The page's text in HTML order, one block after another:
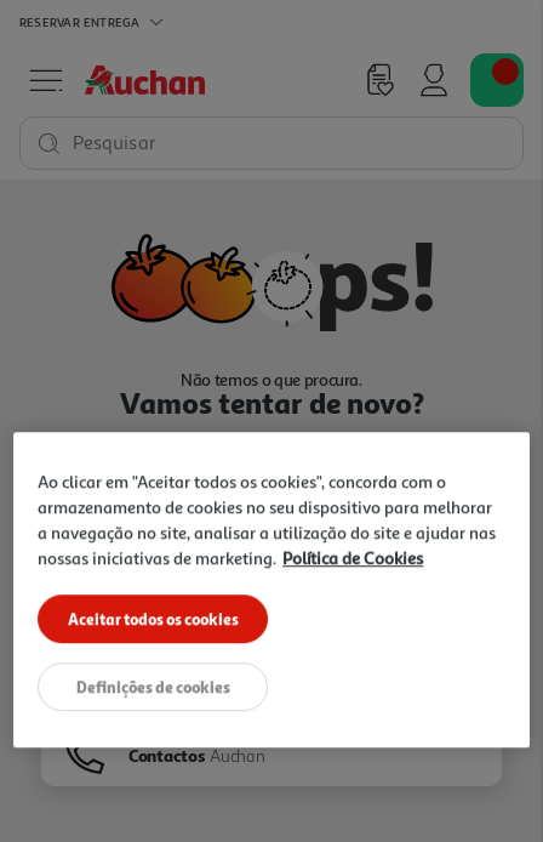
RESERVAR ENTREGA
Pesquisar
Não temos o que procura.
Vamos tentar de novo?
Ir para Homepage
Folhetos
Contactos Auchan
Ao clicar em "Aceitar todos os cookies", concorda com o
armazenamento de cookies no seu dispositivo para melhorar
a navegação no site, analisar a utilização do site e ajudar nas
nossas iniciativas de marketing. Política de Cookies
Aceitar todos os cookies
Definições de cookies